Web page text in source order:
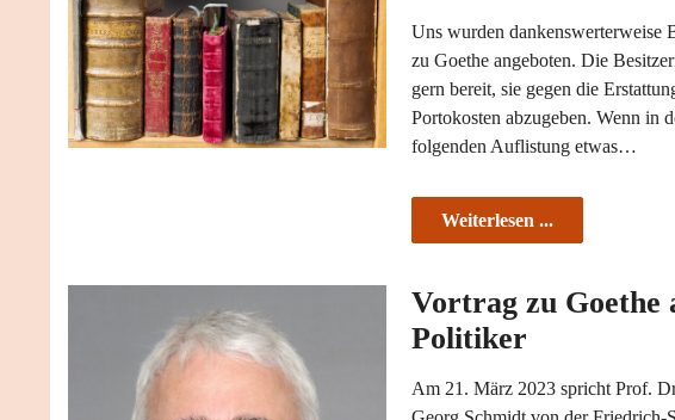
Uns wurden dankenswerterweise
zu Goethe angeboten. Die
gern bereit, sie gegen die
Portokosten abzugeben. Wenn in
folgenden Auflistung etwas…
Weiterlesen ...
Vortrag zu Goethe
Politiker
Am 21. März 2023 spricht Prof.